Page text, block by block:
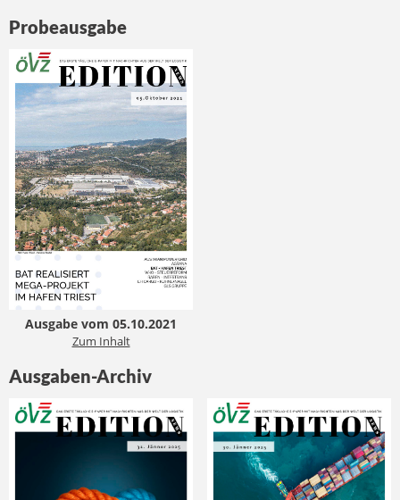
Probeausgabe
Ausgabe vom 05.10.2021
Zum Inhalt
Ausgaben-Archiv